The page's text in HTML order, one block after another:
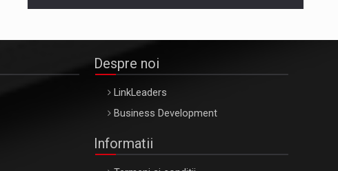
Despre noi
LinkLeaders
Business Development
Informatii